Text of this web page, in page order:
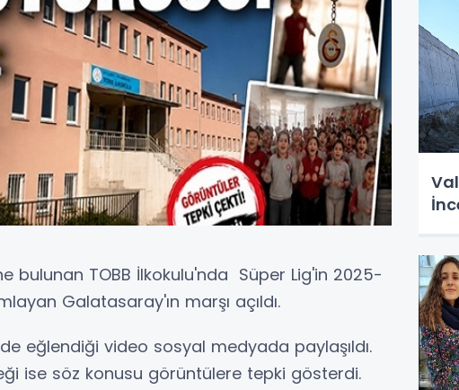
bulunan TOBB İlkokulu'nda Süper Lig'in 2025-
Galatasaray'ın marşı açıldı.
eğlendiği video sosyal medyada paylaşıldı.
ise söz konusu görüntülere tepki gösterdi.